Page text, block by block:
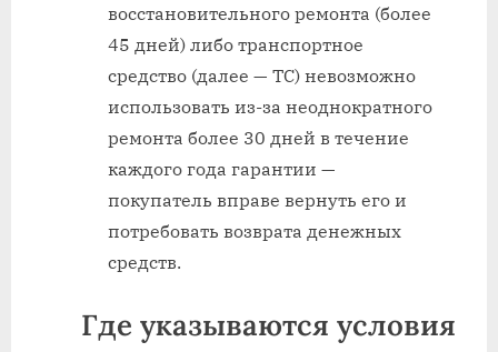
восстановительного ремонта (более
45 дней) либо транспортное
средство (далее — ТС) невозможно
использовать из-за неоднократного
ремонта более 30 дней в течение
каждого года гарантии —
покупатель вправе вернуть его и
потребовать возврата денежных
средств.
Где указываются условия